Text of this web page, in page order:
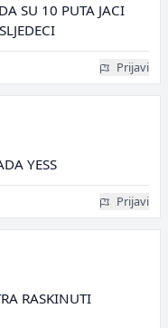
SU 10 PUTA JACI
Prijavi
YESS
Prijavi
RASKINUTI